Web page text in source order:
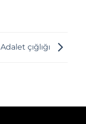
Adalet çığlığı